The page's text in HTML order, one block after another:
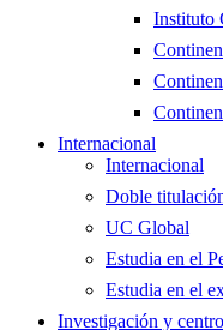
Instituto
Internacional
Internacional
Doble
UC Global
Estudia en el
Estudia en el
Investigación y